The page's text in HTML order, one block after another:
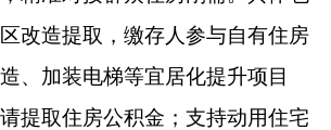
数和限制条件是什么？
区内自住住房的缴存人，自
房屋契税完税凭证之日起两年